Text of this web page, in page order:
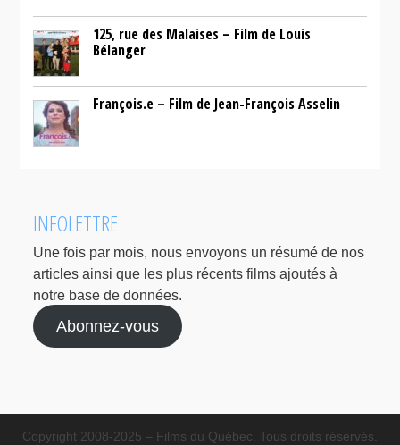
125, rue des Malaises – Film de Louis
Bélanger
François.e – Film de Jean-François Asselin
INFOLETTRE
Une fois par mois, nous envoyons un résumé de nos
articles ainsi que les plus récents films ajoutés à
notre base de données.
Abonnez-vous
Copyright 2008-2025 – Films du Québec. Tous droits réservés.